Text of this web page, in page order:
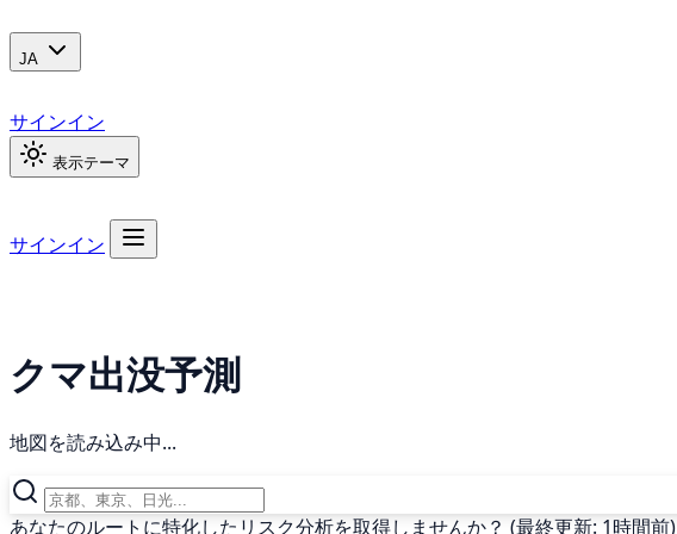
JA
サインイン
表示テーマ
サインイン
クマ出没予測
地図を読み込み中...
あなたのルートに特化したリスク分析を取得しませんか？ (最終更新: 1時間前)